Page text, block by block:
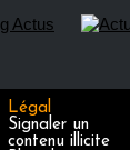
Légal
Signaler un
contenu illicite